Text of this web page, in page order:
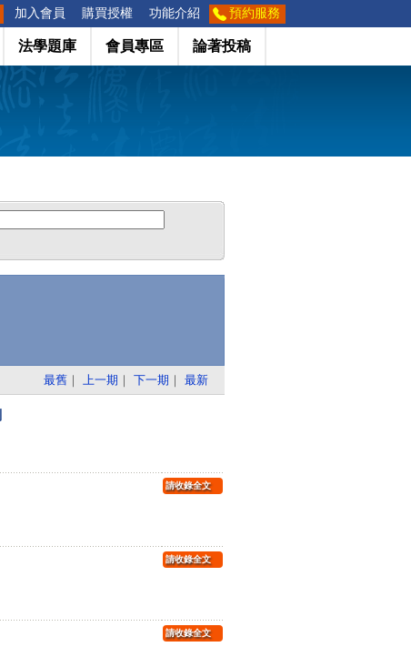
加入會員 購買授權 功能介紹 預約服務
法學題庫 會員專區 論著投稿
最舊 ｜ 上一期 ｜ 下一期 ｜ 最新
請收錄全文
請收錄全文
請收錄全文